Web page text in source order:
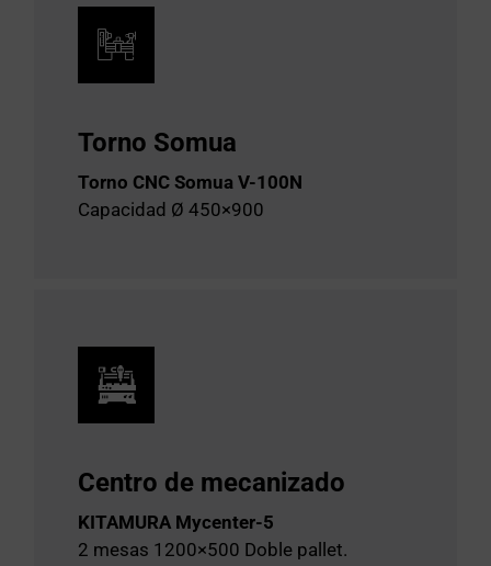
Torno Somua
Torno CNC Somua V-100N
Capacidad Ø 450×900
Centro de mecanizado
KITAMURA Mycenter-5
2 mesas 1200×500 Doble pallet.